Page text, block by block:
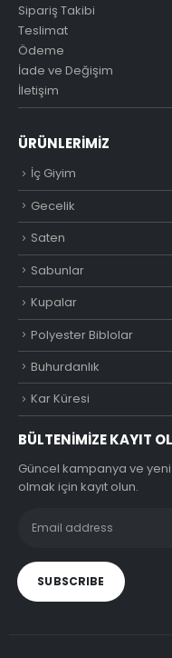
Sipariş Takibi
Teslimat
Ödeme
İade ve Değişim
İletişim
ÜRÜNLERIMIZ
İç Giyim
Gecelik
Saten
Sabunlar
Kupalar
Polyester Biblolar
Buhurdanlık
Kar Küresi
BÜLTENIMIZE KAYIT
Güncel kampanya ve
olmak için kayıt olun.